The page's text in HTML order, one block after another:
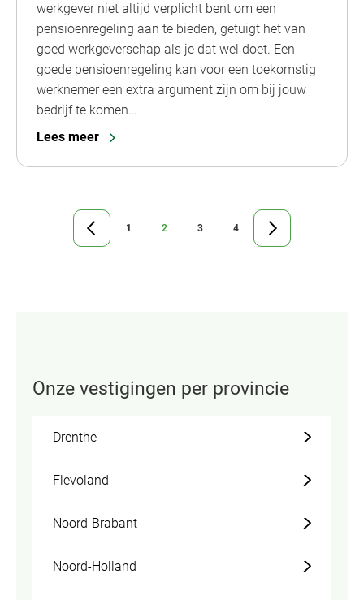
werkgever niet altijd verplicht bent om een
pensioenregeling aan te bieden, getuigt het van
goed werkgeverschap als je dat wel doet. Een
goede pensioenregeling kan voor een toekomstig
werknemer een extra argument zijn om bij jouw
bedrijf te komen…
Lees meer
Ga
naar
Ga
1
Ga
2
Ga
3
Ga
4
Ga
naar
Onze vestigingen per provincie
Drenthe
Flevoland
Noord-Brabant
Noord-Holland